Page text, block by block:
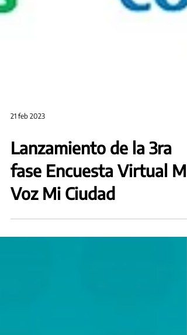
21 feb 2023
Lanzamiento de la 3ra
Voz Mi Ciudad